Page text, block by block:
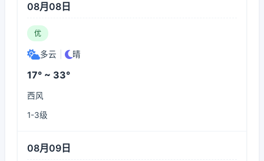
08月08日
优
多云 晴
17° ~ 33°
西风
1-3级
08月09日